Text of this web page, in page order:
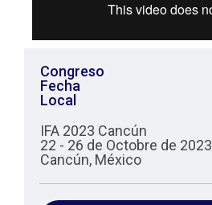
Congreso
Fecha
Local
IFA 2023 Cancún
22 - 26 de Octobre de 2023
Cancún, México